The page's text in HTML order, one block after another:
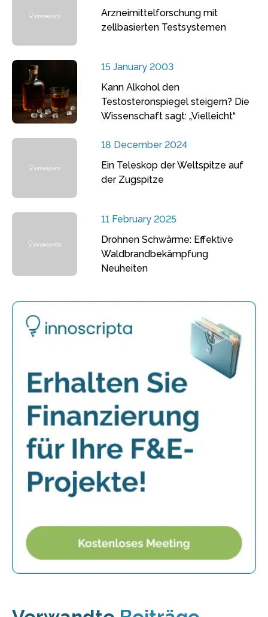
Arzneimittelforschung mit
zellbasierten Testsystemen
15 January 2003
Kann Alkohol den
Testosteronspiegel steigern? Die
Wissenschaft sagt: „Vielleicht“
18 December 2024
Ein Teleskop der Weltspitze auf
der Zugspitze
11 February 2025
Drohnen Schwärme: Effektive
Waldbrandbekämpfung
Neuheiten